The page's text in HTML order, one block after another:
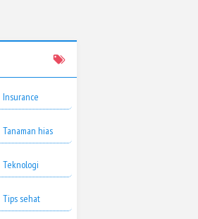
Insurance
Tanaman hias
Teknologi
Tips sehat